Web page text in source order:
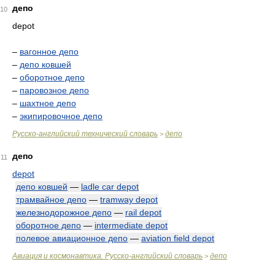
10
депо
depot
– вагонное депо
– депо ковшей
– оборотное депо
– паровозное депо
– шахтное депо
– экипировочное депо
Русско-английский технический словарь > депо
11
депо
depot
депо ковшей — ladle car depot
трамвайное депо — tramway depot
железнодорожное депо — rail depot
оборотное депо — intermediate depot
полевое авиационное депо — aviation field depot
Авиация и космонавтика. Русско-английский словарь > депо